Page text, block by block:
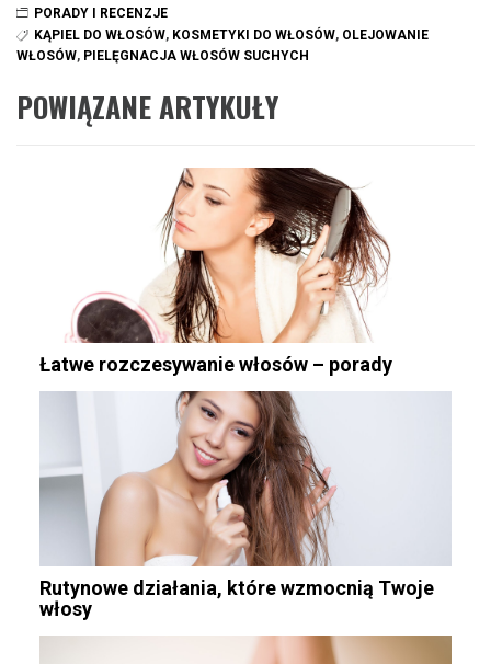
PORADY I RECENZJE
KĄPIEL DO WŁOSÓW, KOSMETYKI DO WŁOSÓW, OLEJOWANIE
WŁOSÓW, PIELĘGNACJA WŁOSÓW SUCHYCH
POWIĄZANE ARTYKUŁY
Łatwe rozczesywanie włosów – porady
Rutynowe działania, które wzmocnią Twoje
włosy